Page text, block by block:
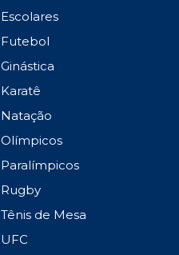
Escolares
Futebol
Ginástica
Karatê
Natação
Olímpicos
Paralímpicos
Rugby
Tênis de Mesa
UFC